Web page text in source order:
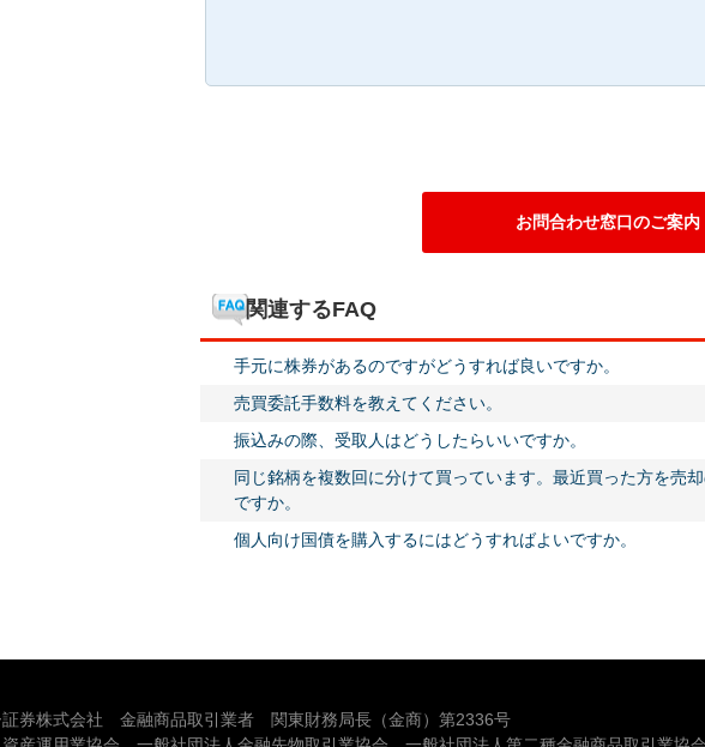
お問合わせ窓口のご案内
関連するFAQ
手元に株券があるのですがどうすれば良いですか。
売買委託手数料を教えてください。
振込みの際、受取人はどうしたらいいですか。
同じ銘柄を複数回に分けて買っています。最近買った方を売
ですか。
個人向け国債を購入するにはどうすればよいですか。
証券株式会社 金融商品取引業者 関東財務局長（金商）第2336号